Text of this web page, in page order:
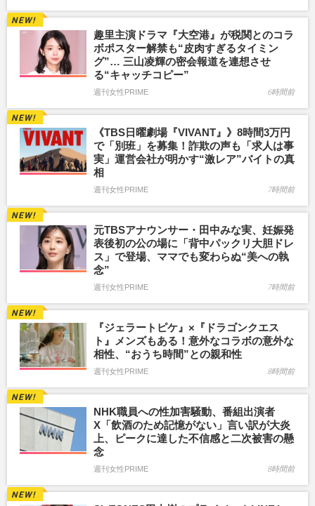
趣里主演ドラマ『大空港』が税関とのコラ
ボポスター解禁も“皮肉すぎるタイミン
グ”… 三山凌輝の密会報道を連想させ
る“キャッチコピー”
週刊女性PRIME 6時間前
《TBS日曜劇場『VIVANT』》8時間3万円
で「別班」を募集！詐欺の声も「求人は事
実」運営会社が明かす“激レア”バイトの真
相
週刊女性PRIME 7時間前
元TBSアナウンサー・田中みな実、妊娠発
表後初の公の場に「背中パックリ大胆ドレ
ス」で登場、ママでも変わらぬ“美への執
念”
週刊女性PRIME 7時間前
『ジェラートピケ』×『ドラゴンクエス
ト』メンズもある！意外なコラボの意外な
相性、“おうち時間”との親和性
週刊女性PRIME 8時間前
NHK職員への性加害騒動、番組出演者
X「飲酒のため記憶がない」言い訳が大炎
上、ピークに達した不信感と二次被害の懸
念
週刊女性PRIME 8時間前